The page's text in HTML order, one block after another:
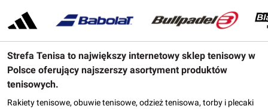
Strefa Tenisa to największy internetowy sklep tenisowy w
Polsce oferujący najszerszy asortyment produktów
tenisowych.
Rakiety tenisowe, obuwie tenisowe, odzież tenisowa, torby i plecaki